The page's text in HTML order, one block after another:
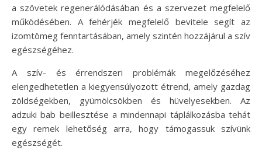
a szövetek regenerálódásában és a szervezet megfelelő
működésében. A fehérjék megfelelő bevitele segít az
izomtömeg fenntartásában, amely szintén hozzájárul a szív
egészségéhez.
A szív- és érrendszeri problémák megelőzéséhez
elengedhetetlen a kiegyensúlyozott étrend, amely gazdag
zöldségekben, gyümölcsökben és hüvelyesekben. Az
adzuki bab beillesztése a mindennapi táplálkozásba tehát
egy remek lehetőség arra, hogy támogassuk szívünk
egészségét.